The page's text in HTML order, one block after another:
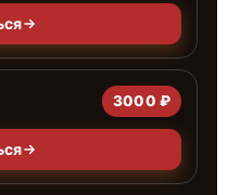
3000 ₽